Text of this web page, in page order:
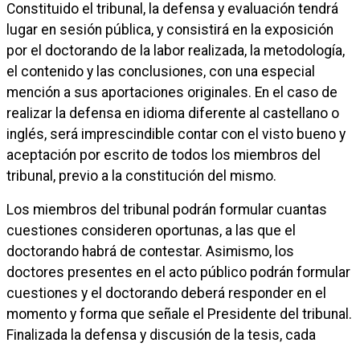
Constituido el tribunal, la defensa y evaluación tendrá
lugar en sesión pública, y consistirá en la exposición
por el doctorando de la labor realizada, la metodología,
el contenido y las conclusiones, con una especial
mención a sus aportaciones originales. En el caso de
realizar la defensa en idioma diferente al castellano o
inglés, será imprescindible contar con el visto bueno y
aceptación por escrito de todos los miembros del
tribunal, previo a la constitución del mismo.
Los miembros del tribunal podrán formular cuantas
cuestiones consideren oportunas, a las que el
doctorando habrá de contestar. Asimismo, los
doctores presentes en el acto público podrán formular
cuestiones y el doctorando deberá responder en el
momento y forma que señale el Presidente del tribunal.
Finalizada la defensa y discusión de la tesis, cada